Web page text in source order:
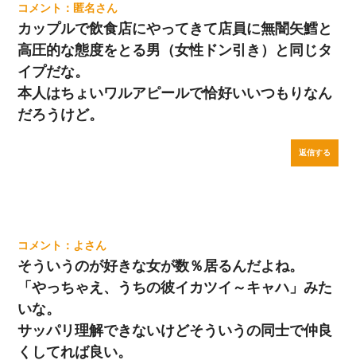
匿名
カップルで飲食店にやってきて店員に無闇矢鱈と
高圧的な態度をとる男（女性ドン引き）と同じタ
イプだな。
本人はちょいワルアピールで恰好いいつもりなん
だろうけど。
返信する
よ
そういうのが好きな女が数％居るんだよね。
「やっちゃえ、うちの彼イカツイ～キャハ」みた
いな。
サッパリ理解できないけどそういうの同士で仲良
くしてれば良い。